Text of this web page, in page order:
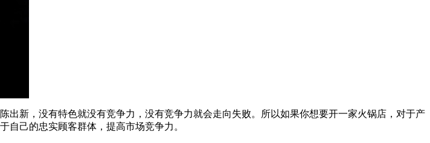
出新，没有特色就没有竞争力，没有竞争力就会走向失败。所以如果你想要开一家火锅店，对于产
自己的忠实顾客群体，提高市场竞争力。